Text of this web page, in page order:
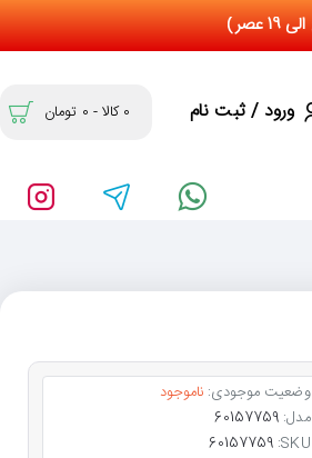
ورود / ثبت نام 0 کالا - 0 تومان
وضعیت موجودی: ناموجود
مدل: 60157759
SKU:
60157759